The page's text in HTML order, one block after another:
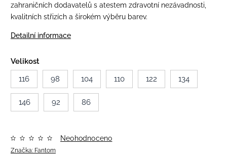
zahraničních dodavatelů s atestem zdravotní nezávadnosti,
kvalitních střizích a širokém výběru barev.
Detailní informace
Velikost
116
98 104 110 122 134
146 92 86
Značka: Fantom
Neohodnoceno